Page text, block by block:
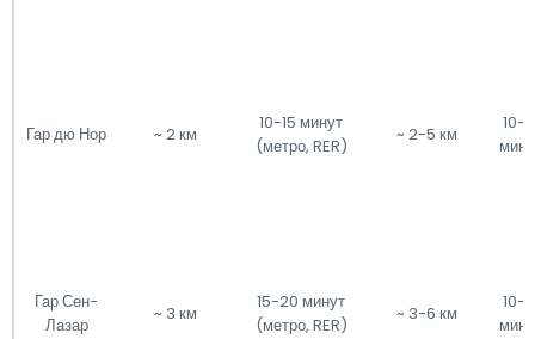
Гар дю Нор ~ 2 км
10-15 минут
(метро, RER)
~ 2-5 км
10-
Гар Сен-
Лазар
~ 3 км
15-20 минут
(метро, RER)
~ 3-6 км
10-